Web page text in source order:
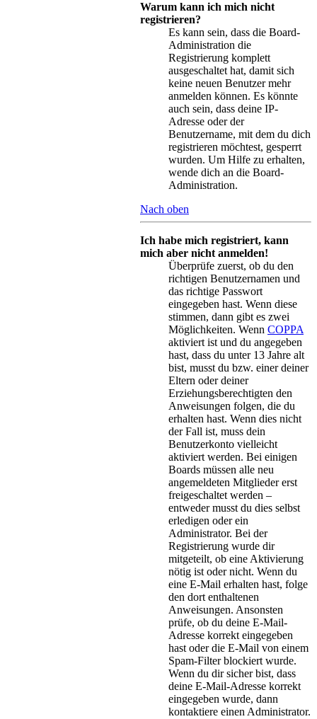
Warum kann ich mich nicht
registrieren?
Es kann sein, dass die Board-
Administration die
Registrierung komplett
ausgeschaltet hat, damit sich
keine neuen Benutzer mehr
anmelden können. Es könnte
auch sein, dass deine IP-
Adresse oder der
Benutzername, mit dem du dich
registrieren möchtest, gesperrt
wurden. Um Hilfe zu erhalten,
wende dich an die Board-
Administration.
Nach oben
Ich habe mich registriert, kann
mich aber nicht anmelden!
Überprüfe zuerst, ob du den
richtigen Benutzernamen und
das richtige Passwort
eingegeben hast. Wenn diese
stimmen, dann gibt es zwei
Möglichkeiten. Wenn COPPA
aktiviert ist und du angegeben
hast, dass du unter 13 Jahre alt
bist, musst du bzw. einer deiner
Eltern oder deiner
Erziehungsberechtigten den
Anweisungen folgen, die du
erhalten hast. Wenn dies nicht
der Fall ist, muss dein
Benutzerkonto vielleicht
aktiviert werden. Bei einigen
Boards müssen alle neu
angemeldeten Mitglieder erst
freigeschaltet werden –
entweder musst du dies selbst
erledigen oder ein
Administrator. Bei der
Registrierung wurde dir
mitgeteilt, ob eine Aktivierung
nötig ist oder nicht. Wenn du
eine E-Mail erhalten hast, folge
den dort enthaltenen
Anweisungen. Ansonsten
prüfe, ob du deine E-Mail-
Adresse korrekt eingegeben
hast oder die E-Mail von einem
Spam-Filter blockiert wurde.
Wenn du dir sicher bist, dass
deine E-Mail-Adresse korrekt
eingegeben wurde, dann
kontaktiere einen Administrator.